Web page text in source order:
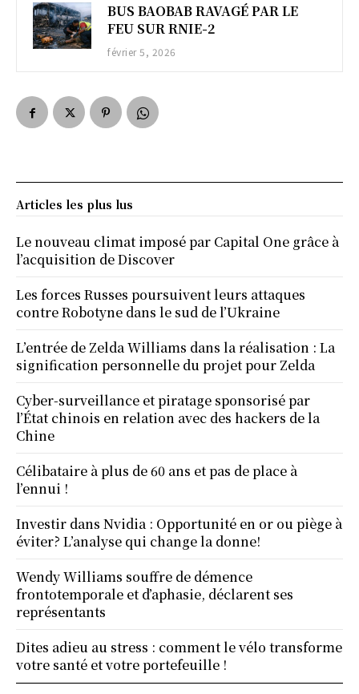
BUS BAOBAB RAVAGÉ PAR LE
FEU SUR RNIE-2
février 5, 2026
Articles les plus lus
Le nouveau climat imposé par Capital One grâce à
l’acquisition de Discover
Les forces Russes poursuivent leurs attaques
contre Robotyne dans le sud de l’Ukraine
L’entrée de Zelda Williams dans la réalisation : La
signification personnelle du projet pour Zelda
Cyber-surveillance et piratage sponsorisé par
l’État chinois en relation avec des hackers de la
Chine
Célibataire à plus de 60 ans et pas de place à
l’ennui !
Investir dans Nvidia : Opportunité en or ou piège à
éviter? L’analyse qui change la donne!
Wendy Williams souffre de démence
frontotemporale et d’aphasie, déclarent ses
représentants
Dites adieu au stress : comment le vélo transforme
votre santé et votre portefeuille !